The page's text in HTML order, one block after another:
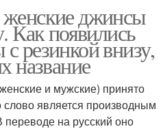
джинсы
Как появились
резинкой внизу,
название
и мужские) принято
является производным
переводе на русский оно